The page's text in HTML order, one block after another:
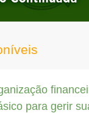
para gerir